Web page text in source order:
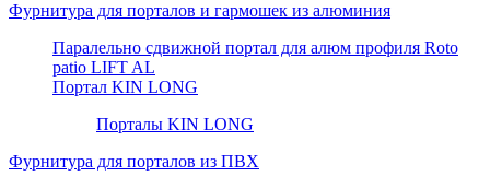
Фурнитура для порталов и гармошек из алюминия
Паралельно сдвижной портал для алюм профиля Roto
patio LIFT AL
Портал KIN LONG
Порталы KIN LONG
Фурнитура для порталов из ПВХ